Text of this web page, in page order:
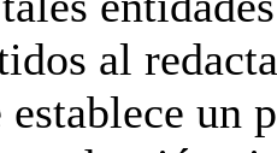
al
establece un